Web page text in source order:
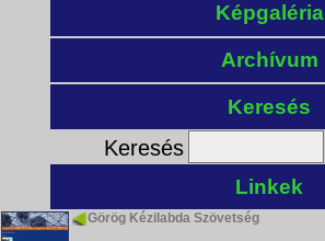
Képgaléria
Archívum
Keresés
Keresés
Linkek
Görög Kézilabda Szövetség